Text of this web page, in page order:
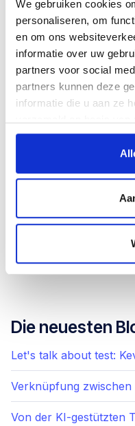
We gebruiken cookies
personaliseren, om
en om ons
informatie over uw
partners voor social
partners kunnen deze
informatie die u aan ze
einer Erneuerung und/
werden muss, um den
digitalen Frühling zu
Testersuite wieder
als Regressionstests
werden, behält der
über den Testprozess.
neuen drohenden
Schritt voraus zu sein.
Als Symbol gegen
Ihnen gerne unsere
Ihnen, diese zweimal
uns im TestNet
Die neuesten
Let's talk about test:
Verknüpfung zwischen
Von der KI-gestützten